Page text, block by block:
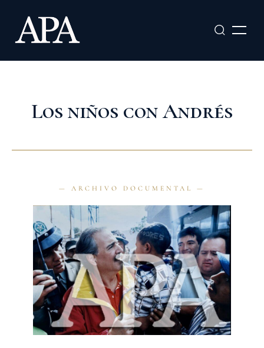
contenido
Los niños con Andrés